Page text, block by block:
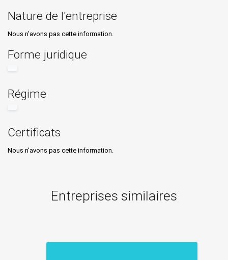
Nature de l'entreprise
Nous n’avons pas cette information.
Forme juridique
Régime
Certificats
Nous n’avons pas cette information.
Entreprises similaires